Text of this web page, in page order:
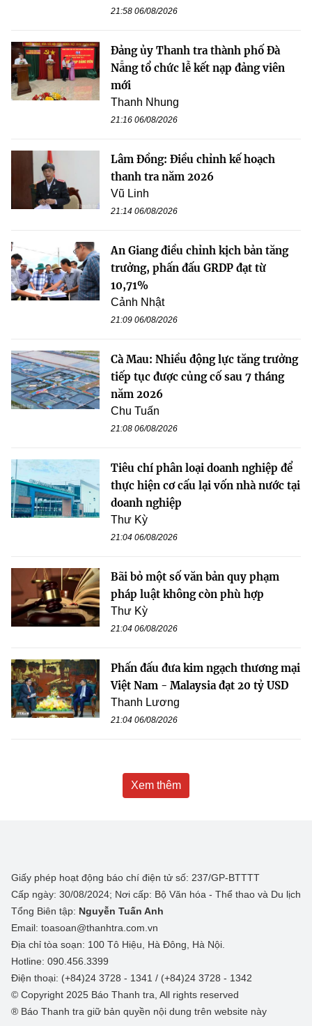
21:58 06/08/2026
Đảng ủy Thanh tra thành phố Đà
Nẵng tổ chức lễ kết nạp đảng viên
mới
Thanh Nhung
21:16 06/08/2026
Lâm Đồng: Điều chỉnh kế hoạch
thanh tra năm 2026
Vũ Linh
21:14 06/08/2026
An Giang điều chỉnh kịch bản tăng
trưởng, phấn đấu GRDP đạt từ
10,71%
Cảnh Nhật
21:09 06/08/2026
Cà Mau: Nhiều động lực tăng trưởng
tiếp tục được củng cố sau 7 tháng
năm 2026
Chu Tuấn
21:08 06/08/2026
Tiêu chí phân loại doanh nghiệp để
thực hiện cơ cấu lại vốn nhà nước tại
doanh nghiệp
Thư Kỳ
21:04 06/08/2026
Bãi bỏ một số văn bản quy phạm
pháp luật không còn phù hợp
Thư Kỳ
21:04 06/08/2026
Phấn đấu đưa kim ngạch thương mại
Việt Nam - Malaysia đạt 20 tỷ USD
Thanh Lương
21:04 06/08/2026
Xem thêm
Giấy phép hoạt động báo chí điện tử số: 237/GP-BTTTT
Cấp ngày: 30/08/2024; Nơi cấp: Bộ Văn hóa - Thể thao và Du lịch
Tổng Biên tập: Nguyễn Tuấn Anh
Email: toasoan@thanhtra.com.vn
Địa chỉ tòa soạn: 100 Tô Hiệu, Hà Đông, Hà Nội.
Hotline: 090.456.3399
Điện thoại: (+84)24 3728 - 1341 / (+84)24 3728 - 1342
© Copyright 2025 Báo Thanh tra, All rights reserved
® Báo Thanh tra giữ bản quyền nội dung trên website này